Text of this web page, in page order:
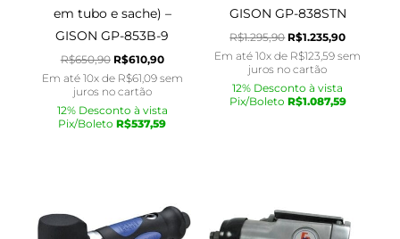
em tubo e sache) –
GISON GP-853B-9
R$650,90 R$610,90
Em até 10x de R$61,09 sem
juros no cartão
12% Desconto à vista
Pix/Boleto R$537,59
GISON GP-838STN
R$1.295,90 R$1.235,90
Em até 10x de R$123,59 sem
juros no cartão
12% Desconto à vista
Pix/Boleto R$1.087,59
original
era:
atual
original
era:
é: